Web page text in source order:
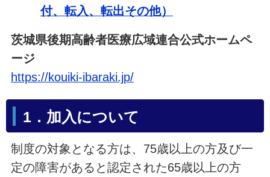
付、転入、転出その他）
茨城県後期高齢者医療広域連合公式ホームペ
ージ
https://kouiki-ibaraki.jp/
1．加入について
制度の対象となる方は、75歳以上の方及び一
定の障害があると認定された65歳以上の方